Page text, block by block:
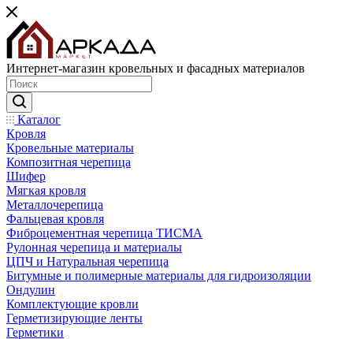
Интернет-магазин кровельных и фасадных материалов
Каталог
Кровля
Кровельные материалы
Композитная черепица
Шифер
Мягкая кровля
Металлочерепица
Фальцевая кровля
Фиброцементная черепица ТИСМА
Рулонная черепица и материалы
ЦПЧ и Натуральная черепица
Битумные и полимерные материалы для гидроизоляции
Ондулин
Комплектующие кровли
Герметизирующие ленты
Герметики